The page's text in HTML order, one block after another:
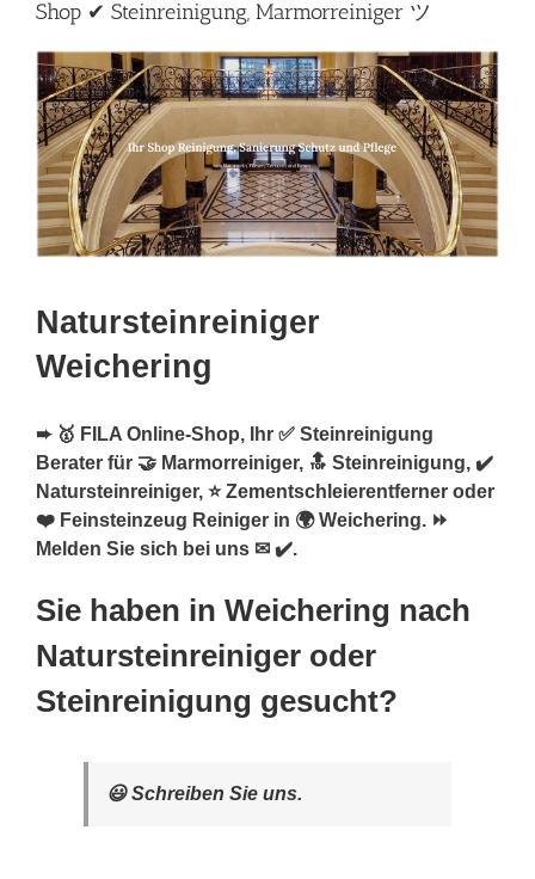
Shop ✔ Steinreinigung, Marmorreiniger ツ
Natursteinreiniger
Weichering
➨ 🥇 FILA Online-Shop, Ihr ✅ Steinreinigung
Berater für 🤝 Marmorreiniger, 🔝 Steinreinigung, ✔️
Natursteinreiniger, ⭐ Zementschleierentferner oder
❤️ Feinsteinzeug Reiniger in 🌍 Weichering. ⏩
Melden Sie sich bei uns ✉ ✔️.
Sie haben in Weichering nach
Natursteinreiniger oder
Steinreinigung gesucht?
😃 Schreiben Sie uns.